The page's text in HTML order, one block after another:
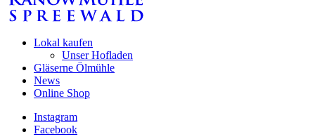
Lokal kaufen
Unser Hofladen
Gläserne Ölmühle
News
Online Shop
Instagram
Facebook